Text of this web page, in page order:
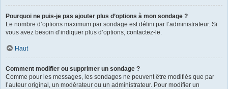
Pourquoi ne puis-je pas ajouter plus d’options à mon sondage ?
Le nombre d’options maximum par sondage est défini par l’administrateur. Si
vous avez besoin d’indiquer plus d’options, contactez-le.
Haut
Comment modifier ou supprimer un sondage ?
Comme pour les messages, les sondages ne peuvent être modifiés que par
l’auteur original, un modérateur ou un administrateur. Pour modifier un